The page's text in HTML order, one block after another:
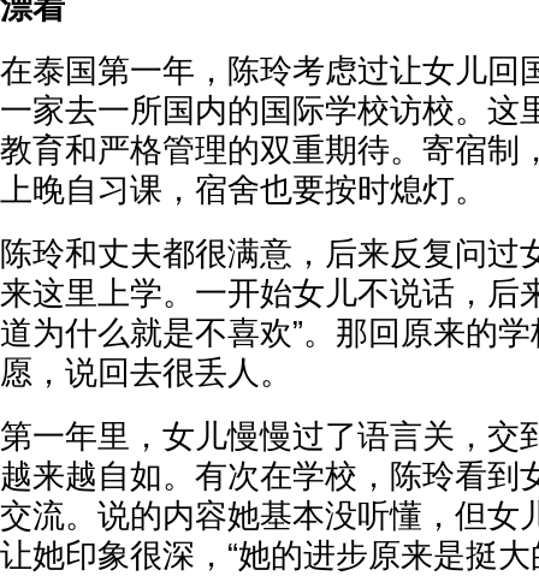
漂着
在泰国第一年，陈玲考虑过让女儿回
一家去一所国内的国际学校访校。这
教育和严格管理的双重期待。寄宿制
上晚自习课，宿舍也要按时熄灯。
陈玲和丈夫都很满意，后来反复问过
来这里上学。一开始女儿不说话，后
道为什么就是不喜欢”。那回原来的
愿，说回去很丢人。
第一年里，女儿慢慢过了语言关，交
越来越自如。有次在学校，陈玲看到
交流。说的内容她基本没听懂，但女
让她印象很深，“她的进步原来是挺